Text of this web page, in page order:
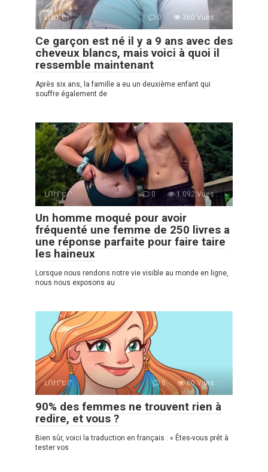
ԼՈՒՐԵՐ 0 360 Vues :
Ce garçon est né il y a 9 ans avec des
cheveux blancs, mais voici à quoi il
ressemble maintenant
Après six ans, la famille a eu un deuxième enfant qui
souffre également de
ԼՈՒՐԵՐ 0 1 092 Vues :
Un homme moqué pour avoir
fréquenté une femme de 250 livres a
une réponse parfaite pour faire taire
les haineux
Lorsque nous rendons notre vie visible au monde en ligne,
nous nous exposons au
ԼՈՒՐԵՐ 0 60 Vues :
90% des femmes ne trouvent rien à
redire, et vous ?
Bien sûr, voici la traduction en français : « Êtes-vous prêt à
tester vos